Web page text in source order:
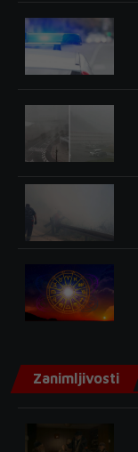
Zanimljivosti